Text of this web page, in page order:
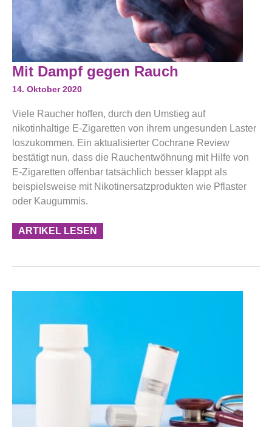
Mit Dampf gegen Rauch
14. Oktober 2020
Viele Raucher hoffen, durch den Umstieg auf
nikotinhaltige E-Zigaretten von ihrem ungesunden Laster
loszukommen. Ein aktualisierter Cochrane Review
bestätigt nun, dass die Rauchentwöhnung mit Hilfe von
E-Zigaretten offenbar tatsächlich besser klappt als
beispielsweise mit Nikotinersatzprodukten wie Pflaster
oder Kaugummis.
Mit
Dampf
Gegen
Rauch
ARTIKEL LESEN